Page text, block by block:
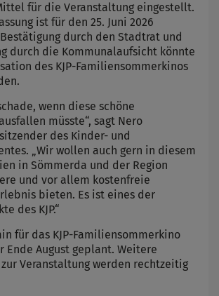
für die Veranstaltung eingestellt.
ist für den 25. Juni 2026
durch den Stadtrat und
durch die Kommunalaufsicht könnte
des KJP-Familiensommerkinos
wenn diese schöne
müsste“, sagt Nero
des Kinder- und
„Wir wollen auch gern in diesem
in Sömmerda und der Region
und vor allem kostenfreie
bieten. Es ist eines der
des KJP.“
für das KJP-Familiensommerkino
Ende August geplant. Weitere
Veranstaltung werden rechtzeitig